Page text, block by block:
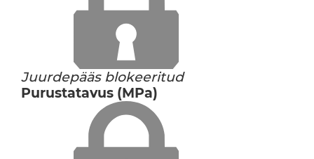
Juurdepääs blokeeritud
Purustatavus (MPa)